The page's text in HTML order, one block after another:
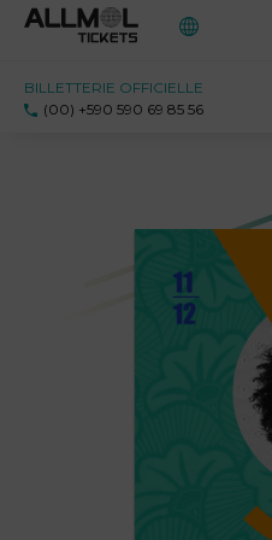
972 -
973 -
Ile-de-
Saint-
BILLETTERIE OFFICIELLE
(00) +590 590 69 85 56